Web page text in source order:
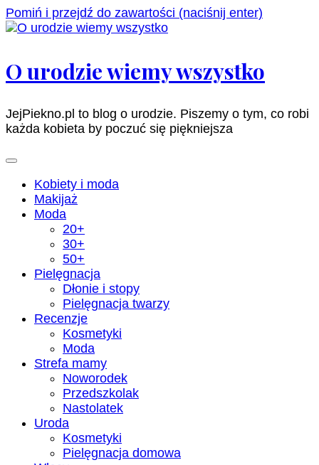
Pomiń i przejdź do zawartości (naciśnij enter)
O urodzie wiemy wszystko
JejPiekno.pl to blog o urodzie. Piszemy o tym, co robi
każda kobieta by poczuć się piękniejsza
Kobiety i moda
Makijaż
Moda
20+
30+
50+
Pielęgnacja
Dłonie i stopy
Pielęgnacja twarzy
Recenzje
Kosmetyki
Moda
Strefa mamy
Noworodek
Przedszkolak
Nastolatek
Uroda
Kosmetyki
Pielęgnacja domowa